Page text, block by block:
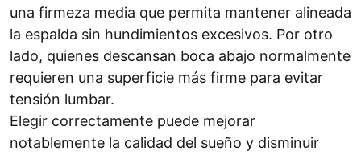
una firmeza media que permita mantener alineada
la espalda sin hundimientos excesivos. Por otro
lado, quienes descansan boca abajo normalmente
requieren una superficie más firme para evitar
tensión lumbar.
Elegir correctamente puede mejorar
notablemente la calidad del sueño y disminuir